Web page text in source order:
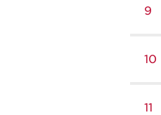
9
10
11